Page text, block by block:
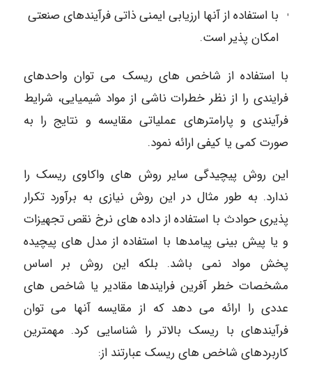
با استفاده از آنها ارزیابی ایمنی ذاتی فرآیندهای صنعتی
امکان پذیر است.
با استفاده از شاخص های ریسک می توان واحدهای
فرایندی را از نظر خطرات ناشی از مواد شیمیایی، شرایط
فرآیندی و پارامترهای عملیاتی مقایسه و نتایج را به
صورت کمی یا کیفی ارائه نمود.
این روش پیچیدگی سایر روش های واکاوی ریسک را
ندارد. به طور مثال در این روش نیازی به برآورد تکرار
پذیری حوادث با استفاده از داده های نرخ نقص تجهیزات
و یا پیش بینی پیامدها با استفاده از مدل های پیچیده
پخش مواد نمی باشد. بلکه این روش بر اساس
مشخصات خطر آفرین فرایندها مقادیر یا شاخص های
عددی را ارائه می دهد که از مقایسه آنها می توان
فرآیندهای با ریسک بالاتر را شناسایی کرد. مهمترین
کاربردهای شاخص های ریسک عبارتند از: